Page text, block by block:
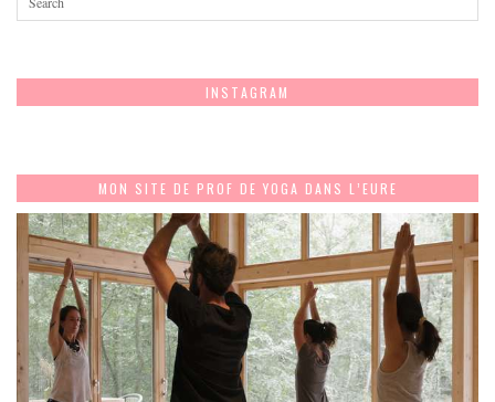
INSTAGRAM
MON SITE DE PROF DE YOGA DANS L’EURE